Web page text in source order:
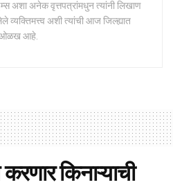
अशा अनेक वृत्तपत्रांमधुन त्यांनी लिखाण
अशी त्यांची आज जिल्ह्यात
आहे.
किनाऱ्याची